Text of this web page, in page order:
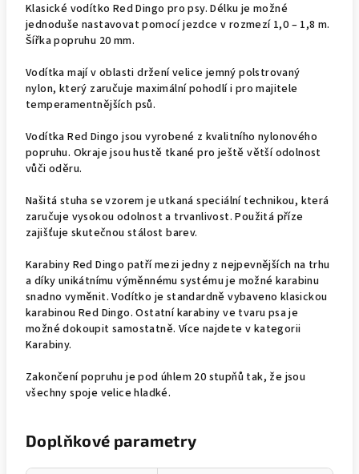
Klasické vodítko Red Dingo pro psy. Délku je možné
jednoduše nastavovat pomocí jezdce v rozmezí 1,0 – 1,8 m.
Šířka popruhu 20 mm.
Vodítka mají v oblasti držení velice jemný polstrovaný
nylon, který zaručuje maximální pohodlí i pro majitele
temperamentnějších psů.
Vodítka Red Dingo jsou vyrobené z kvalitního nylonového
popruhu. Okraje jsou hustě tkané pro ještě větší odolnost
vůči oděru.
Našitá stuha se vzorem je utkaná speciální technikou, která
zaručuje vysokou odolnost a trvanlivost. Použitá příze
zajišťuje skutečnou stálost barev.
Karabiny Red Dingo patří mezi jedny z nejpevnějších na trhu
a díky unikátnímu výměnnému systému je možné karabinu
snadno vyměnit. Vodítko je standardně vybaveno klasickou
karabinou Red Dingo. Ostatní karabiny ve tvaru psa je
možné dokoupit samostatně. Více najdete v kategorii
Karabiny.
Zakončení popruhu je pod úhlem 20 stupňů tak, že jsou
všechny spoje velice hladké.
Doplňkové parametry